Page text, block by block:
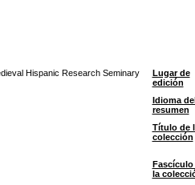
Hispanic Research Seminary
Lugar de
edición
Idioma
resumen
Título de
colección
Fascículo
la